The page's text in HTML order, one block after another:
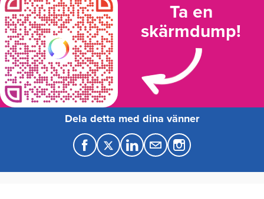
Ta en
skärmdump!
Dela detta med dina vänner
F
a
T
w
L
i
M
a